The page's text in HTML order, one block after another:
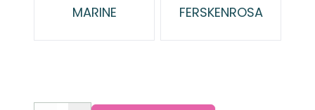
MARINE FERSKENROSA